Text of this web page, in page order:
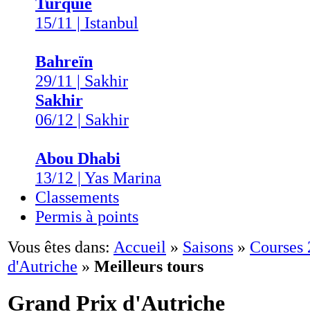
15/11 | Istanbul
Bahreïn
29/11 | Sakhir
Sakhir
06/12 | Sakhir
Abou Dhabi
13/12 | Yas Marina
Classements
Permis à points
Vous êtes dans: Accueil » Saisons » Courses
d'Autriche » Meilleurs tours
Grand Prix d'Autriche